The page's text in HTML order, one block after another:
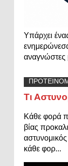
Υπάρχει
αναγνώστες
Τι
Κάθε φορά
βίας
κάθε φορ...